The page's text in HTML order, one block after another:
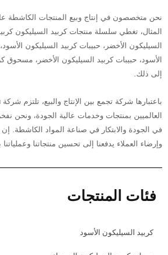
نحن متخصصون في إنتاج وبيع المنتجات الكاشطة
المثال، تغطي سلسلة منتجات كربيد السيليكون
السيليكون الأخضر، حبيبات كربيد السيليكون
الأسود، حبيبات كربيد السيليكون الأخضر، مسحوق
إلى ذلك.
العالميين بمنتجات وخدمات عالية الجودة، ونحن نفخر
في الجودة والابتكار في صناعة المواد الكاشطة. إن
وإرضاء العملاء يدفعنا إلى تحسين منتجاتنا
فئات المنتجات
كربيد السيليكون الأسود